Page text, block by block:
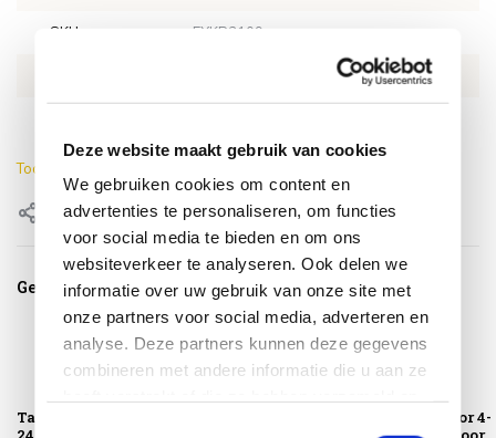
Deze website maakt gebruik van cookies
We gebruiken cookies om content en
advertenties te personaliseren, om functies
voor social media te bieden en om ons
websiteverkeer te analyseren. Ook delen we
informatie over uw gebruik van onze site met
onze partners voor social media, adverteren en
analyse. Deze partners kunnen deze gegevens
combineren met andere informatie die u aan ze
SKU EXKR3109
Toon meer
Delen
Gerelateerde producten
Tafelhoes
Teak Protector 4-